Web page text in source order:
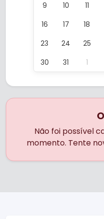
9
10 11
16
17 18
23
24 25
30
31 1
Não foi possível
momento. Tente